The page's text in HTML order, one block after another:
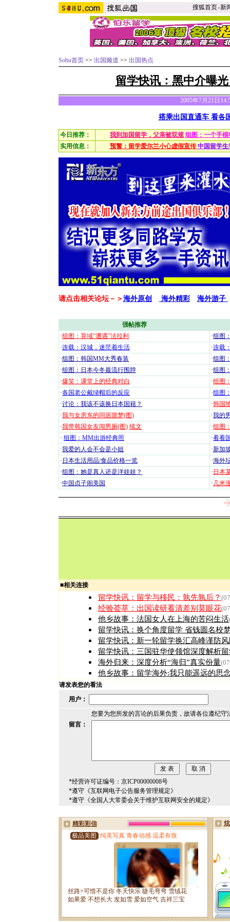
搜狐首页-新
Sohu首页 >> 出国频道 >> 出国热点
留学快讯： 黑中介曝
2005年7月21日
搭乘出国直通车 看各
今日推荐： 我到加国留学，父亲被双规 组图：一个手
实用信息：
预警：留学爱尔兰小心虚假宣传 中国留学
请点击相关论坛－＞ 海外原创 海外精彩 海外游子
强帖推荐
·组图：异域“遭遇”法拉利 ·组图
·连载：汉城，迷茫着生活 ·连载
·组图：韩国MM大秀春装 ·组图
·组图：日本今冬最流行围脖 ·组图
·爆笑：课堂上的经典对白 ·组图
·各国老公戴绿帽后的反应 ·组图
·讨论：我该不该换日本国籍？ ·韩国
·我与女房东的同居噩梦(图) ·我的
·我带韩国女友闯男厕(图) 续文 ·组图
· 组图：MM出游经典照 ·看看
·我爱的人会不会是小姐 ·新加
· 日本生活用品/食品价格一览 ·海外
·组图：她是真人还是洋娃娃？ · 日本
·中国贞子闹美国 · 几米
■相关连接
留学快讯： 留学与移民：孰先孰后？
经验荟萃： 出国读研看清差别莫眼花
他乡故事： 法国女人在上海的苦闷生活
留学快讯： 换个角度留学 省钱圆名校
留学快讯： 新一轮留学换汇高峰谨防
留学快讯： 三国驻华使领馆深度解析
海外归来： 深度分析“海归”真实份量
他乡故事： 留学海外:我只能遥远的思
请发表您的看法
用户：
您要为您所发的言论的后果负责，故请各位遵纪守
留言：
*经营许可证编号：京ICP00000008号
*遵守《互联网电子公告服务管理规定》
*遵守《全国人大常委会关于维护互联网安全的规定》